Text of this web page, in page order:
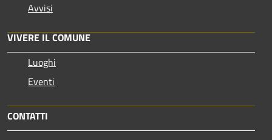
Avvisi
VIVERE IL COMUNE
Luoghi
Eventi
CONTATTI